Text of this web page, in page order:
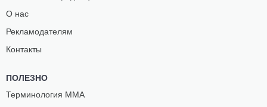
О нас
Рекламодателям
Контакты
ПОЛЕЗНО
Терминология ММА